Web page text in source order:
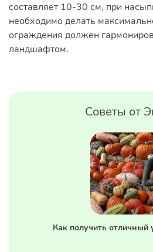
составляет 10-30 см, при
необходимо делать
ограждения должен
ландшафтом.
Советы от
Как получить